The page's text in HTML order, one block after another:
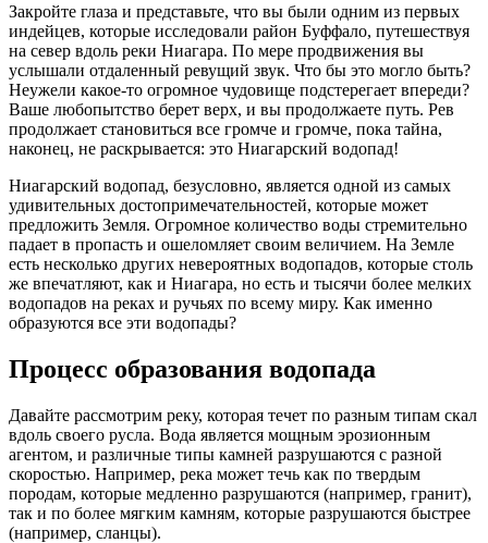
Закройте глаза и представьте, что вы были одним из первых
индейцев, которые исследовали район Буффало, путешествуя
на север вдоль реки Ниагара. По мере продвижения вы
услышали отдаленный ревущий звук. Что бы это могло быть?
Неужели какое-то огромное чудовище подстерегает впереди?
Ваше любопытство берет верх, и вы продолжаете путь. Рев
продолжает становиться все громче и громче, пока тайна,
наконец, не раскрывается: это Ниагарский водопад!
Ниагарский водопад, безусловно, является одной из самых
удивительных достопримечательностей, которые может
предложить Земля. Огромное количество воды стремительно
падает в пропасть и ошеломляет своим величием. На Земле
есть несколько других невероятных водопадов, которые столь
же впечатляют, как и Ниагара, но есть и тысячи более мелких
водопадов на реках и ручьях по всему миру. Как именно
образуются все эти водопады?
Процесс образования водопада
Давайте рассмотрим реку, которая течет по разным типам скал
вдоль своего русла. Вода является мощным эрозионным
агентом, и различные типы камней разрушаются с разной
скоростью. Например, река может течь как по твердым
породам, которые медленно разрушаются (например, гранит),
так и по более мягким камням, которые разрушаются быстрее
(например, сланцы).